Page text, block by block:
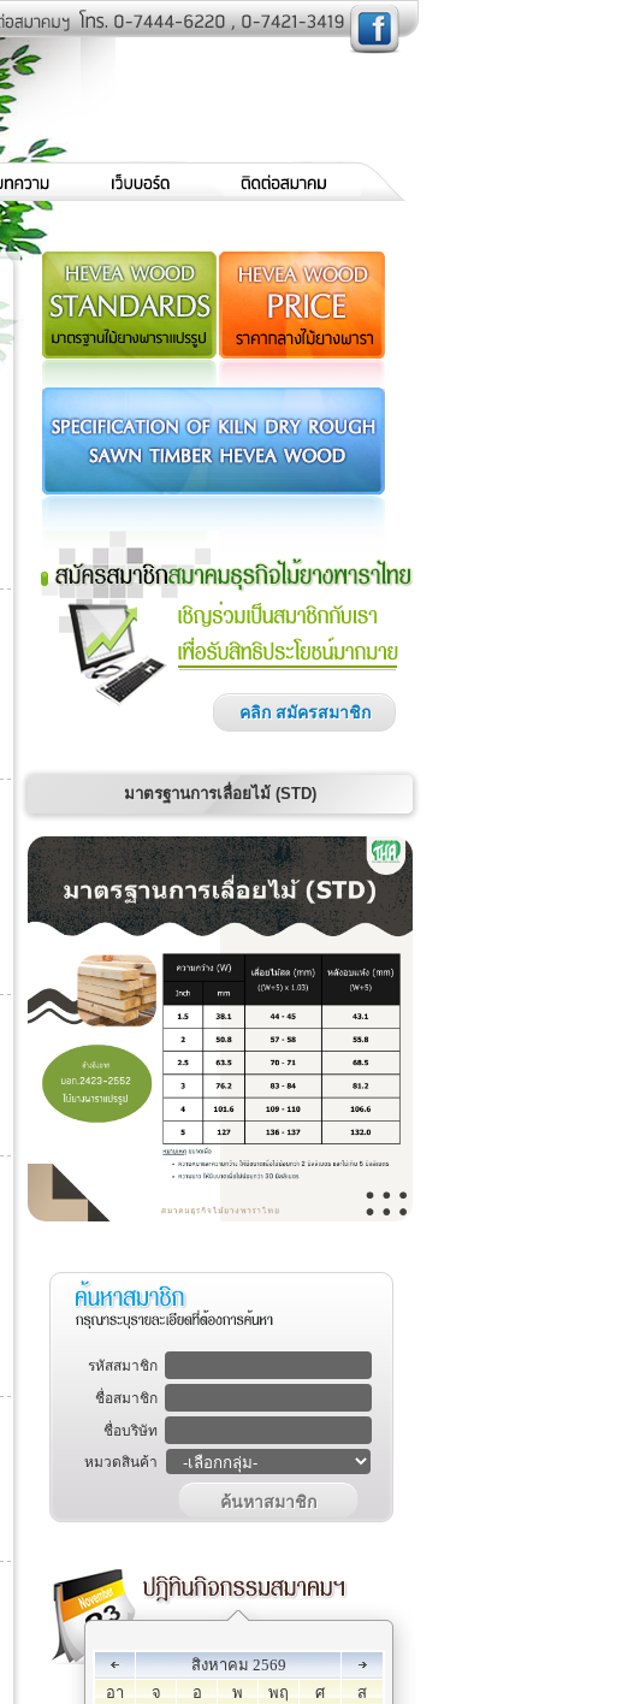
คลิก สมัครสมาชิก
มาตรฐานการเลื่อยไม้ (STD)
รหัสสมาชิก
ชื่อสมาชิก
ชื่อบริษัท
หมวดสินค้า
ค้นหาสมาชิก
สิงหาคม 2569
อา
จ อ พ พฤ ศ ส